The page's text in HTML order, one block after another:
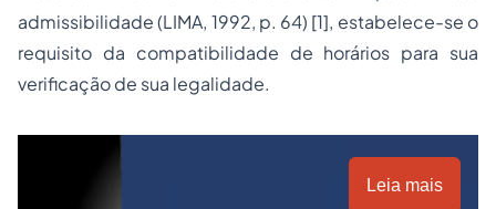
admissibilidade (LIMA, 1992, p. 64) [1], estabelece-se o
requisito da compatibilidade de horários para sua
verificação de sua legalidade.
Leia mais